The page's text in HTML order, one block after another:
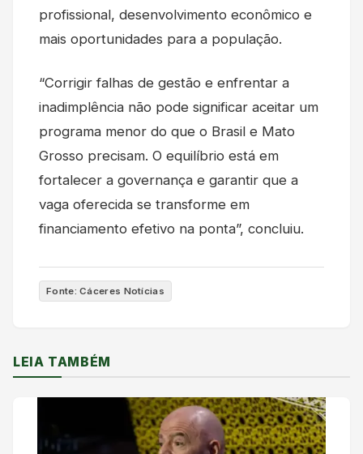
profissional, desenvolvimento econômico e
mais oportunidades para a população.
“Corrigir falhas de gestão e enfrentar a
inadimplência não pode significar aceitar um
programa menor do que o Brasil e Mato
Grosso precisam. O equilíbrio está em
fortalecer a governança e garantir que a
vaga oferecida se transforme em
financiamento efetivo na ponta”, concluiu.
Fonte: Cáceres Notícias
LEIA TAMBÉM